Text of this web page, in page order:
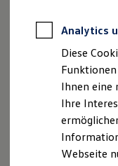
Finanzierung
Für
Für
Leasing
Für
Für
Kfz-
über die
von folgenden
Sinne des Art. 26
(DSGVO)
VolkswagenAG
Berliner Ring 2,
Handelsregister
Analytics
Diese
Ihnen eine
Ihre
Webseite